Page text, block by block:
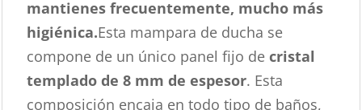
mantienes frecuentemente, mucho más
higiénica.Esta mampara de ducha se
compone de un único panel fijo de cristal
templado de 8 mm de espesor. Esta
composición encaja en todo tipo de baños,